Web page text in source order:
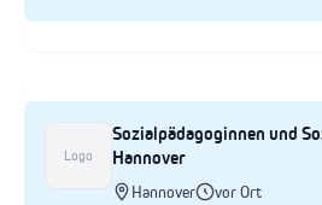
Logo
Sozialpädagoginnen und
Hannover
Hannover
vor Ort